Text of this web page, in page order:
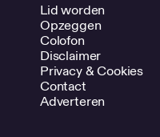
Lid worden
Opzeggen
Colofon
Disclaimer
Privacy & Cookies
Contact
Adverteren